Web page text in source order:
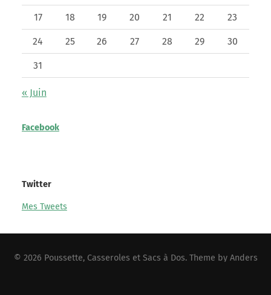
17 18 19 20 21 22 23
24 25 26 27 28 29 30
31
« Juin
Facebook
Twitter
Mes Tweets
© 2026 Poussette, Casseroles et Sacs à Dos. Theme by Anders